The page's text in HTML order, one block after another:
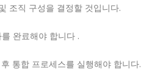
조직 구성을 결정할 것입니다.
완료해야 합니다 .
통합 프로세스를 실행해야 합니다.